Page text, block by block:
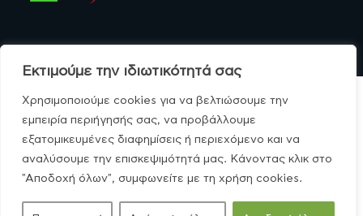
Εκτιμούμε την ιδιωτικότητά σας
Χρησιμοποιούμε cookies για να βελτιώσουμε την
εμπειρία περιήγησής σας, να προβάλλουμε
εξατομικευμένες διαφημίσεις ή περιεχόμενο και να
αναλύσουμε την επισκεψιμότητά μας. Κάνοντας κλικ στο
"Αποδοχή όλων", συμφωνείτε με τη χρήση cookies.
© MonoBio.gr 2020-2026.